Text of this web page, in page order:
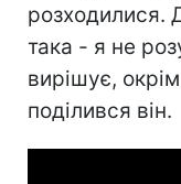
розходилися.
така - я не
вирішує,
поділився він.